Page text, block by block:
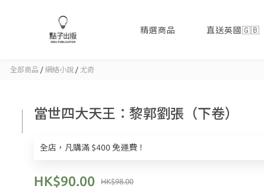
精選商品 直送英國🇬🇧
全部商品 / 網絡小說 / 尤奇
當世四大天王：黎郭劉張（下卷）
全店，凡購滿 $400 免運費！
HK$98.00
HK$90.00